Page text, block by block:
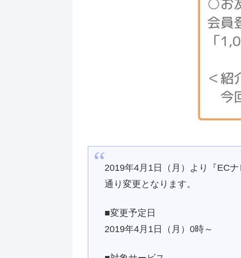
2019年4月1日（月）より『EC
通り変更となります。
■変更予定日
2019年4月1日（月）0時～